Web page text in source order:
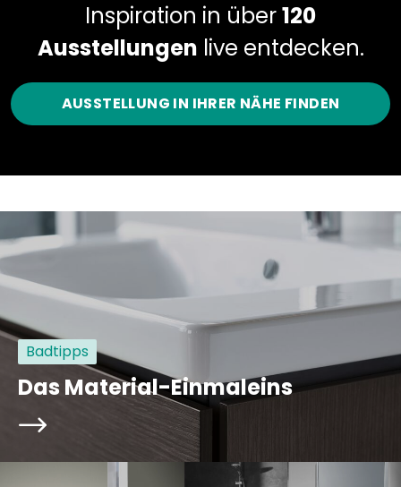
Inspiration in über120
Ausstellungen live entdecken.
AUSSTELLUNG IN IHRER NÄHE FINDEN
Badtipps
Das Material-Einmaleins
arrowRight